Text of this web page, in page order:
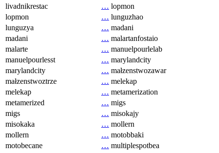
livadnikrestac
… lopmon
lopmon
… lunguzhao
lunguzya
… madani
madani
… malartanfostaio
malarte
… manuelpourlelab
manuelpourlesst
… marylandcity
marylandcity
… małzenstwozawar
małzenstwoztrze
… melekap
melekap
… metamerization
metamerized
… migs
migs
… misokajy
misokaka
… mollern
mollern
… motobbaki
motobecane
… multiplespotbea